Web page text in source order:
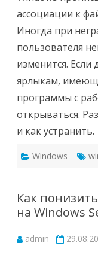
ассоциации к
Иногда при
пользователя
изменится.
ярлыкам,
программы с
открываться.
и как устранить.
Windows
Как
на Windows
admin